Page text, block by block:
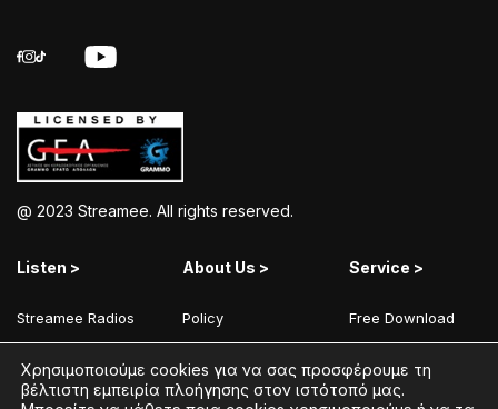
@ 2023 Streamee. All rights reserved.
Listen >
Streamee Radios
Radios
About Us >
Policy
Coins Explained
Service >
Free Download
Contact
Χρησιμοποιούμε cookies για να σας προσφέρουμε τη
βέλτιστη εμπειρία πλοήγησης στον ιστότοπό μας.